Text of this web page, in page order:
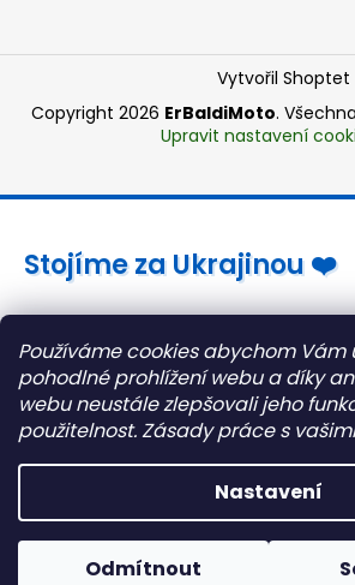
Používáme cookies abychom Vám
pohodlné prohlížení webu a díky
webu neustále zlepšovali jeho
použitelnost.Zásady práce s
Nastavení
Odmítnout
Vytvořil Shoptet
Copyright 2026 ErBaldiMoto.
Upravit nastavení
Stojíme za Ukrajinou ❤️
Jak a čím pomoci »